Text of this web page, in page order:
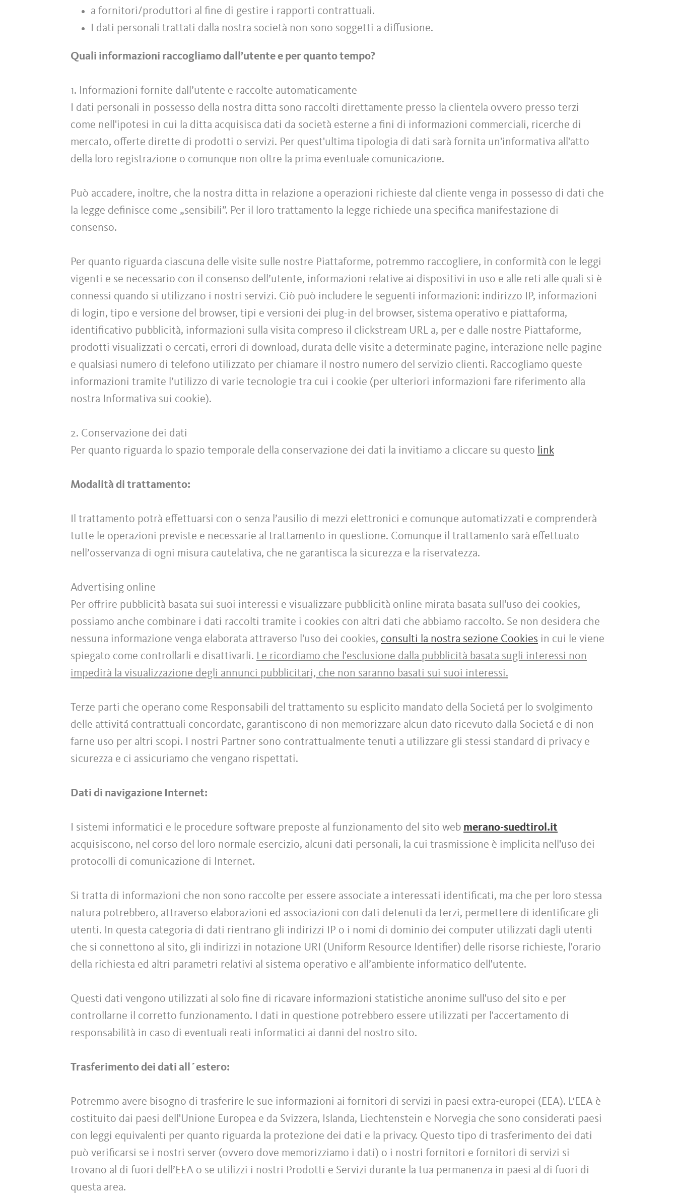
a fornitori/produttori al fine di gestire i rapporti contrattuali.
I dati personali trattati dalla nostra società non sono soggetti a diffusione.
Quali informazioni raccogliamo dall’utente e per quanto tempo?
1. Informazioni fornite dall’utente e raccolte automaticamente
I dati personali in possesso della nostra ditta sono raccolti direttamente presso la clientela ovvero presso terzi
come nell'ipotesi in cui la ditta acquisisca dati da società esterne a fini di informazioni commerciali, ricerche di
mercato, offerte dirette di prodotti o servizi. Per quest'ultima tipologia di dati sarà fornita un'informativa all'atto
della loro registrazione o comunque non oltre la prima eventuale comunicazione.
Può accadere, inoltre, che la nostra ditta in relazione a operazioni richieste dal cliente venga in possesso di dati che
la legge definisce come „sensibili”. Per il loro trattamento la legge richiede una specifica manifestazione di
consenso.
Per quanto riguarda ciascuna delle visite sulle nostre Piattaforme, potremmo raccogliere, in conformità con le leggi
vigenti e se necessario con il consenso dell’utente, informazioni relative ai dispositivi in uso e alle reti alle quali si è
connessi quando si utilizzano i nostri servizi. Ciò può includere le seguenti informazioni: indirizzo IP, informazioni
di login, tipo e versione del browser, tipi e versioni dei plug-in del browser, sistema operativo e piattaforma,
identificativo pubblicità, informazioni sulla visita compreso il clickstream URL a, per e dalle nostre Piattaforme,
prodotti visualizzati o cercati, errori di download, durata delle visite a determinate pagine, interazione nelle pagine
e qualsiasi numero di telefono utilizzato per chiamare il nostro numero del servizio clienti. Raccogliamo queste
informazioni tramite l’utilizzo di varie tecnologie tra cui i cookie (per ulteriori informazioni fare riferimento alla
nostra Informativa sui cookie).
2. Conservazione dei dati
Per quanto riguarda lo spazio temporale della conservazione dei dati la invitiamo a cliccare su questo link
Modalità di trattamento:
Il trattamento potrà effettuarsi con o senza l’ausilio di mezzi elettronici e comunque automatizzati e comprenderà
tutte le operazioni previste e necessarie al trattamento in questione. Comunque il trattamento sarà effettuato
nell’osservanza di ogni misura cautelativa, che ne garantisca la sicurezza e la riservatezza.
Advertising online
Per offrire pubblicità basata sui suoi interessi e visualizzare pubblicità online mirata basata sull'uso dei cookies,
possiamo anche combinare i dati raccolti tramite i cookies con altri dati che abbiamo raccolto. Se non desidera che
nessuna informazione venga elaborata attraverso l'uso dei cookies, consulti la nostra sezione Cookies in cui le viene
spiegato come controllarli e disattivarli. Le ricordiamo che l'esclusione dalla pubblicità basata sugli interessi non
impedirà la visualizzazione degli annunci pubblicitari, che non saranno basati sui suoi interessi.
Terze parti che operano come Responsabili del trattamento su esplicito mandato della Societá per lo svolgimento
delle attivitá contrattuali concordate, garantiscono di non memorizzare alcun dato ricevuto dalla Societá e di non
farne uso per altri scopi. I nostri Partner sono contrattualmente tenuti a utilizzare gli stessi standard di privacy e
sicurezza e ci assicuriamo che vengano rispettati.
Dati di navigazione Internet:
I sistemi informatici e le procedure software preposte al funzionamento del sito web merano-suedtirol.it
acquisiscono, nel corso del loro normale esercizio, alcuni dati personali, la cui trasmissione è implicita nell'uso dei
protocolli di comunicazione di Internet.
Si tratta di informazioni che non sono raccolte per essere associate a interessati identificati, ma che per loro stessa
natura potrebbero, attraverso elaborazioni ed associazioni con dati detenuti da terzi, permettere di identificare gli
utenti. In questa categoria di dati rientrano gli indirizzi IP o i nomi di dominio dei computer utilizzati dagli utenti
che si connettono al sito, gli indirizzi in notazione URI (Uniform Resource Identifier) delle risorse richieste, l'orario
della richiesta ed altri parametri relativi al sistema operativo e all’ambiente informatico dell'utente.
Questi dati vengono utilizzati al solo fine di ricavare informazioni statistiche anonime sull'uso del sito e per
controllarne il corretto funzionamento. I dati in questione potrebbero essere utilizzati per l'accertamento di
responsabilità in caso di eventuali reati informatici ai danni del nostro sito.
Trasferimento dei dati all´estero:
Potremmo avere bisogno di trasferire le sue informazioni ai fornitori di servizi in paesi extra-europei (EEA). L‘EEA è
costituito dai paesi dell'Unione Europea e da Svizzera, Islanda, Liechtenstein e Norvegia che sono considerati paesi
con leggi equivalenti per quanto riguarda la protezione dei dati e la privacy. Questo tipo di trasferimento dei dati
può verificarsi se i nostri server (ovvero dove memorizziamo i dati) o i nostri fornitori e fornitori di servizi si
trovano al di fuori dell’EEA o se utilizzi i nostri Prodotti e Servizi durante la tua permanenza in paesi al di fuori di
questa area.